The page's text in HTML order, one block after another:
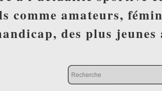
comme amateurs,
des plus